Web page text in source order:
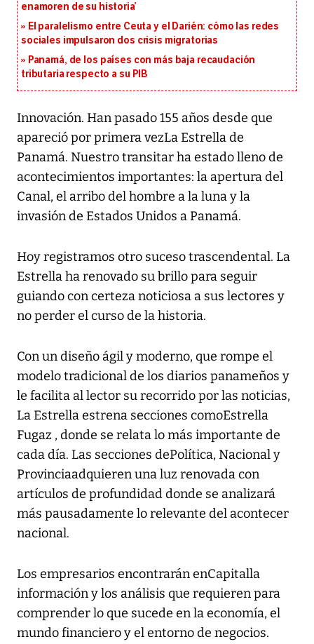
enamoren de su historia’
El paralelismo entre Ceuta y el Darién: cómo las redes
sociales impulsaron dos crisis migratorias
Panamá, de los países con más baja recaudación
tributaria respecto a su PIB
Innovación. Han pasado 155 años desde que
apareció por primera vezLa Estrella de
Panamá. Nuestro transitar ha estado lleno de
acontecimientos importantes: la apertura del
Canal, el arribo del hombre a la luna y la
invasión de Estados Unidos a Panamá.
Hoy registramos otro suceso trascendental. La
Estrella ha renovado su brillo para seguir
guiando con certeza noticiosa a sus lectores y
no perder el curso de la historia.
Con un diseño ágil y moderno, que rompe el
modelo tradicional de los diarios panameños y
le facilita al lector su recorrido por las noticias,
La Estrella estrena secciones comoEstrella
Fugaz , donde se relata lo más importante de
cada día. Las secciones dePolítica, Nacional y
Provinciaadquieren una luz renovada con
artículos de profundidad donde se analizará
más pausadamente lo relevante del acontecer
nacional.
Los empresarios encontrarán enCapitalla
información y los análisis que requieren para
comprender lo que sucede en la economía, el
mundo financiero y el entorno de negocios.